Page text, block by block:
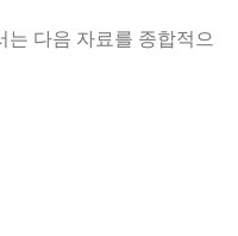
는 다음 자료를 종합적으